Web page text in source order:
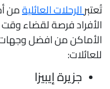
الرحلات العائليةمن
فرصة لقضاء وقت
من افضل وجهات
جزيرة إيبيزا